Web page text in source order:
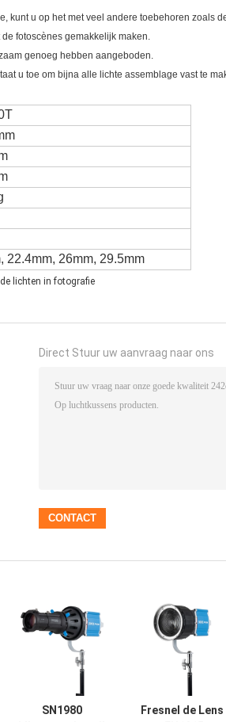
kunt u op het met veel andere toebehoren zoals
fotoscènes gemakkelijk maken.
genoeg hebben aangeboden.
u toe om bijna alle lichte assemblage vast te
22.4mm, 26mm, 29.5mm
lichten in fotografie
Direct Stuur uw aanvraag naar ons
SN1980
Fresnel de Lens